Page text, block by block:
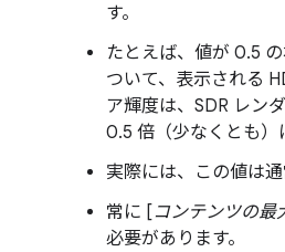
す。
たとえば、値が 0.5
ついて、表示される
ア輝度は、SDR レン
0.5 倍（少なくとも）
実際には、この値は通
常に [ コンテンツの最
必要があります。